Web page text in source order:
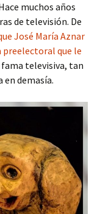
muchos años
de televisión. De
José María Aznar
preelectoral que le
fama televisiva, tan
demasía.